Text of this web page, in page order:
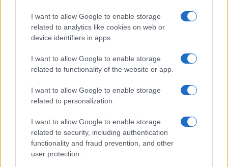
I want to allow Google to enable storage
related to analytics like cookies on web or
device identifiers in apps.
I want to allow Google to enable storage
related to functionality of the website or app.
I want to allow Google to enable storage
related to personalization.
I want to allow Google to enable storage
related to security, including authentication
functionality and fraud prevention, and other
user protection.
Sarà – come dice la vulgata guidata da quella
preoccupazione è quella di fidelizzare alcune
farsi carico di quei milioni di elettori che
sarebbero necessari per una alternanza – che la
politica anti-immigrazionista di Salvini serva solo
a distrarre l’attenzione dalla situazione
drammatica del Paese. Ma fosse anche vero, non
è serio aspettarsi continuamente un qualche